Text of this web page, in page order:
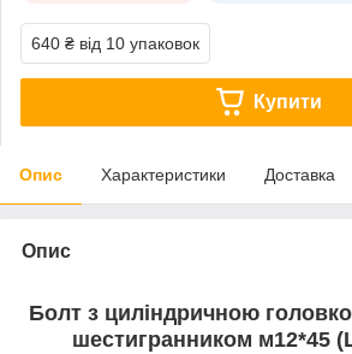
640 ₴ від 10 упаковок
Купити
Опис Характеристики Доставка
Опис
Болт з циліндричною
шестигранником м12*45